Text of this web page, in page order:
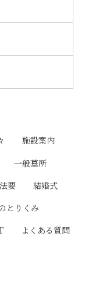
施設案内
一般墓所
要
結婚式
とりくみ
よくある質問